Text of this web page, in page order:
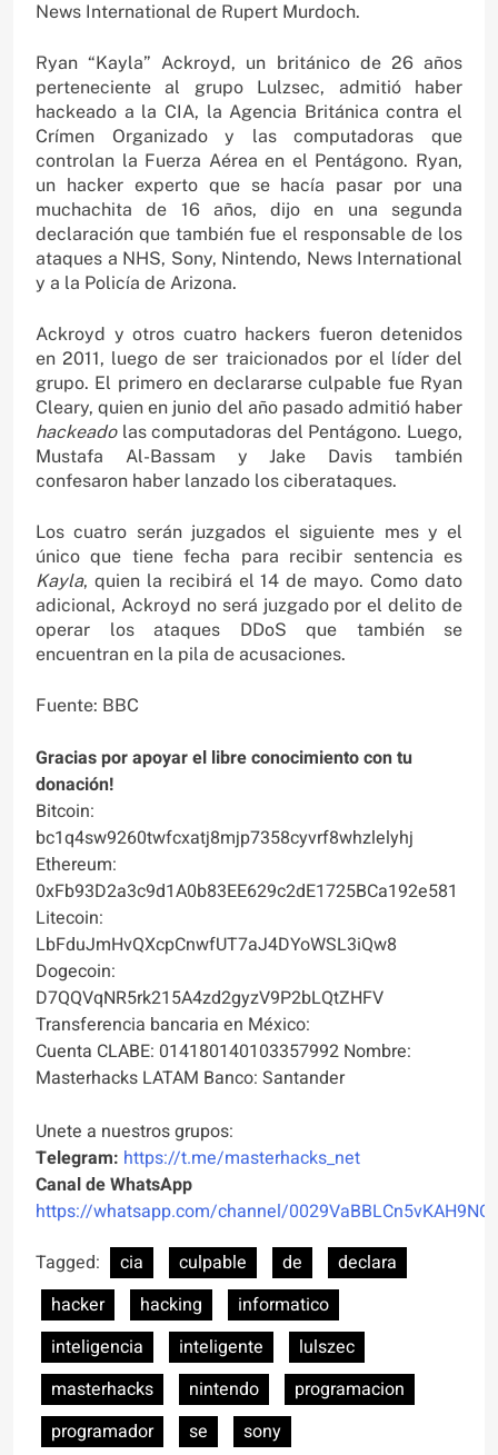
News International de Rupert Murdoch.
Ryan “Kayla” Ackroyd, un británico de 26 años
perteneciente al grupo Lulzsec, admitió haber
hackeado a la CIA, la Agencia Británica contra el
Crímen Organizado y las computadoras que
controlan la Fuerza Aérea en el Pentágono. Ryan,
un hacker experto que se hacía pasar por una
muchachita de 16 años, dijo en una segunda
declaración que también fue el responsable de los
ataques a NHS, Sony, Nintendo, News International
y a la Policía de Arizona.
Ackroyd y otros cuatro hackers fueron detenidos
en 2011, luego de ser traicionados por el líder del
grupo. El primero en declararse culpable fue Ryan
Cleary, quien en junio del año pasado admitió haber
hackeadolas computadoras del Pentágono. Luego,
Mustafa Al-Bassam y Jake Davis también
confesaron haber lanzado los ciberataques.
Los cuatro serán juzgados el siguiente mes y el
único que tiene fecha para recibir sentencia es
Kayla, quien la recibirá el 14 de mayo. Como dato
adicional, Ackroyd no será juzgado por el delito de
operar los ataques DDoS que también se
encuentran en la pila de acusaciones.
Fuente: BBC
Gracias por apoyar el libre conocimiento con tu
donación!
Bitcoin:
bc1q4sw9260twfcxatj8mjp7358cyvrf8whzlelyhj
Ethereum:
0xFb93D2a3c9d1A0b83EE629c2dE1725BCa192e581
Litecoin:
LbFduJmHvQXcpCnwfUT7aJ4DYoWSL3iQw8
Dogecoin:
D7QQVqNR5rk215A4zd2gyzV9P2bLQtZHFV
Transferencia bancaria en México:
Cuenta CLABE: 014180140103357992 Nombre:
Masterhacks LATAM Banco: Santander
Unete a nuestros grupos:
Telegram: https://t.me/masterhacks_net
Canal de WhatsApp
https://whatsapp.com/channel/
Tagged:
cia culpable de
declara
hacker
hacking
informatico
inteligencia
inteligente
lulszec
masterhacks
nintendo
programacion
programador
se sony